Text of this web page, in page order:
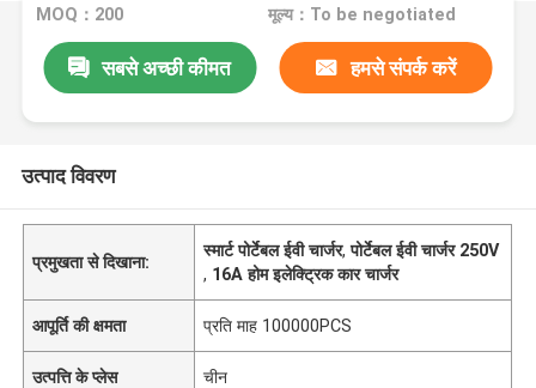
MOQ：200 मूल्य：To be negotiated
सबसे अच्छी कीमत हमसे संपर्क करें
उत्पाद विवरण
प्रमुखता से दिखाना:
स्मार्ट पोर्टेबल ईवी चार्जर,पोर्टेबल ईवी चार्जर 250V
, 16A होम इलेक्ट्रिक कार चार्जर
आपूर्ति की क्षमता प्रति माह 100000PCS
उत्पत्ति के प्लेस चीन